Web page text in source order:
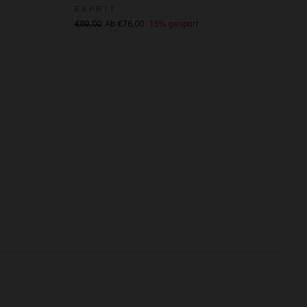
€89,00 Ab €76,00 15% gespart